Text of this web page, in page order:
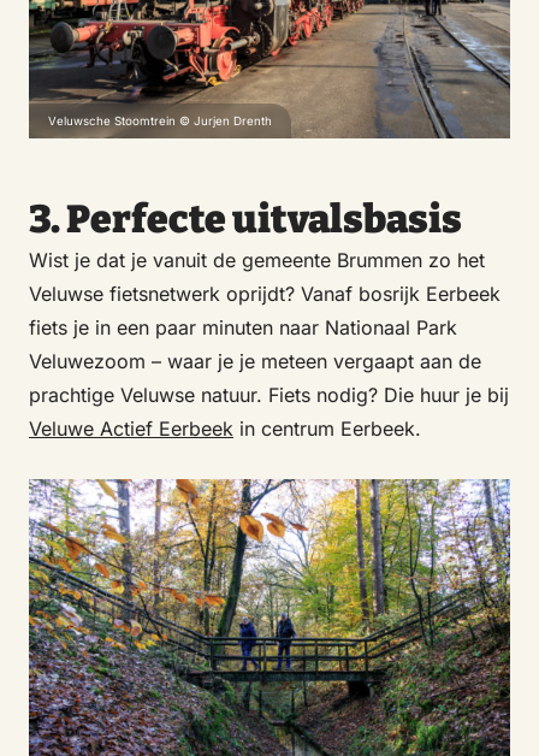
Veluwsche Stoomtrein © Jurjen Drenth
3. Perfecte uitvalsbasis
Wist je dat je vanuit de gemeente Brummen zo het
Veluwse fietsnetwerk oprijdt? Vanaf bosrijk Eerbeek
fiets je in een paar minuten naar Nationaal Park
Veluwezoom – waar je je meteen vergaapt aan de
prachtige Veluwse natuur. Fiets nodig? Die huur je bij
Veluwe Actief Eerbeek in centrum Eerbeek.